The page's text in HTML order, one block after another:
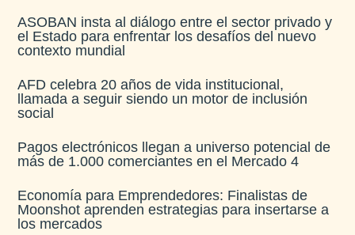
ASOBAN insta al diálogo entre el sector privado y
el Estado para enfrentar los desafíos del nuevo
contexto mundial
AFD celebra 20 años de vida institucional,
llamada a seguir siendo un motor de inclusión
social
Pagos electrónicos llegan a universo potencial de
más de 1.000 comerciantes en el Mercado 4
Economía para Emprendedores: Finalistas de
Moonshot aprenden estrategias para insertarse a
los mercados